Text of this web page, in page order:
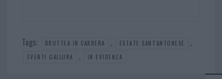
Tags: BRUTTEA IN CARRERA , ESTATE SANT'ANTONESE ,
EVENTI GALLURA , IN EVIDENZA